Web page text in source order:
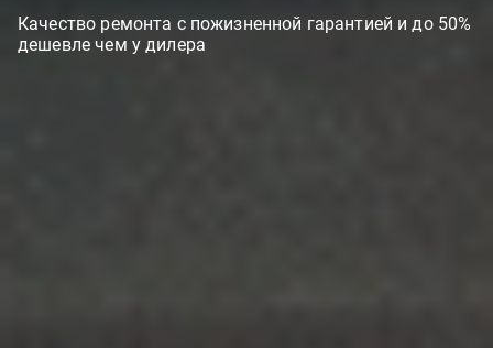
Качество ремонта с пожизненной гарантией и до 50%
дешевле чем у дилера